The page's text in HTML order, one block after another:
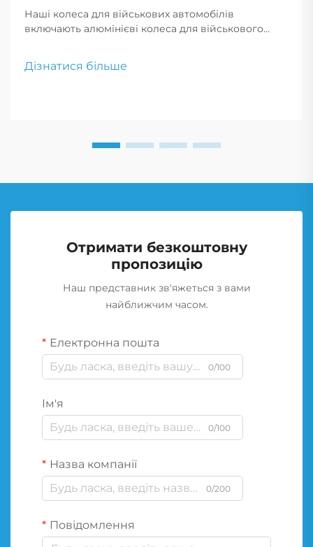
Наші колеса для військових автомобілів
включають алюмінієві колеса для військового
та продуктивності, ці колеса ідеально підходять
Дізнатися більше
Отримати безкоштовну
пропозицію
Наш представник зв'яжеться з вами
найближчим часом.
Електронна пошта
0/100
Ім'я
0/100
Назва компанії
0/200
Повідомлення